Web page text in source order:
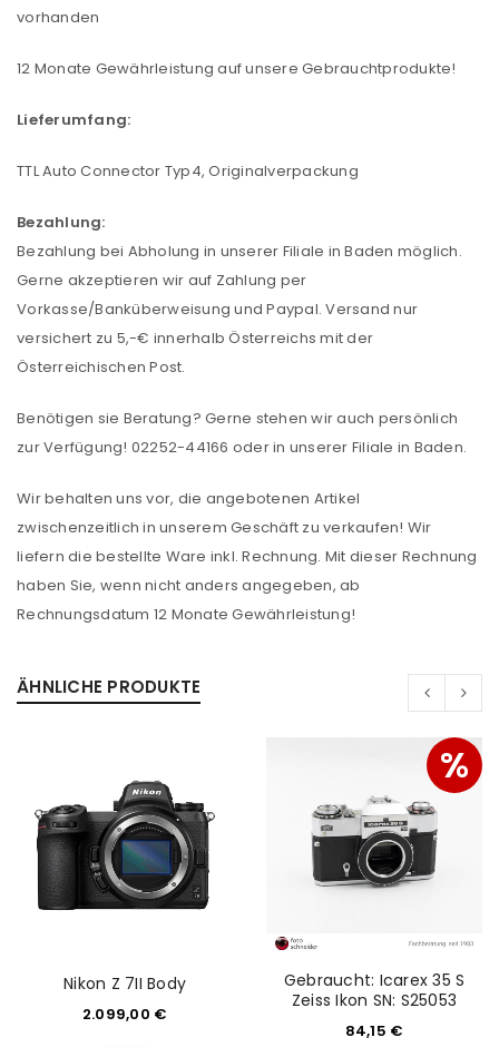
Benutzername oder E-Mail-Adresse*
Passwort*
Anmeldeformular geschützt durch WP Captcha
vorhanden
12 Monate Gewährleistung auf unsere Gebrauchtprodukte!
Lieferumfang:
TTL Auto Connector Typ4, Originalverpackung
Bezahlung:
Bezahlung bei Abholung in unserer Filiale in Baden möglich.
Gerne akzeptieren wir auf Zahlung per
Vorkasse/Banküberweisung und Paypal. Versand nur
versichert zu 5,-€ innerhalb Österreichs mit der
Österreichischen Post.
Benötigen sie Beratung? Gerne stehen wir auch persönlich
zur Verfügung! 02252-44166 oder in unserer Filiale in Baden.
Wir behalten uns vor, die angebotenen Artikel
zwischenzeitlich in unserem Geschäft zu verkaufen! Wir
liefern die bestellte Ware inkl. Rechnung. Mit dieser Rechnung
haben Sie, wenn nicht anders angegeben, ab
Rechnungsdatum 12 Monate Gewährleistung!
ÄHNLICHE PRODUKTE
Nikon Z 7II Body
2.099,00 €
%
Gebraucht: Icarex 35 S
Zeiss Ikon SN: S25053
84,15 €